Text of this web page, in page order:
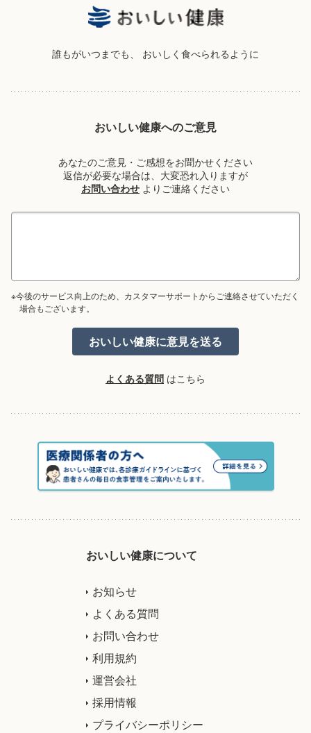
誰もがいつまでも、 おいしく食べられるように
おいしい健康へのご意見
あなたのご意見・ご感想をお聞かせください
返信が必要な場合は、大変恐れ入りますが
お問い合わせ よりご連絡ください
※今後のサービス向上のため、カスタマーサポートからご連絡させていただく
場合もございます。
よくある質問 はこちら
おいしい健康について
お知らせ
よくある質問
お問い合わせ
利用規約
運営会社
採用情報
プライバシーポリシー